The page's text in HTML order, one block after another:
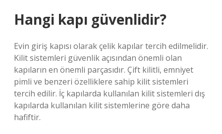
Hangi kapı güvenlidir?
Evin giriş kapısı olarak çelik kapılar tercih edilmelidir.
Kilit sistemleri güvenlik açısından önemli olan
kapıların en önemli parçasıdır. Çift kilitli, emniyet
pimli ve benzeri özelliklere sahip kilit sistemleri
tercih edilir. İç kapılarda kullanılan kilit sistemleri dış
kapılarda kullanılan kilit sistemlerine göre daha
hafiftir.